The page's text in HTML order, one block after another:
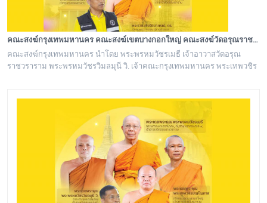
คณะสงฆ์กรุงเทพมหานคร คณะสงฆ์เขตบางกอกใหญ่ คณะสงฆ์วัดอรุณราชวราราม จัดกิจกรรมเยี่ยมพระภิกษุอาพาธ และมอบชุดถุงยังชีพเยี่ยมผู้ป่วยติดเตียงชุมชนปรกอรุณ
คณะสงฆ์กรุงเทพมหานคร นำโดย พระพรหมวัชรเมธี เจ้าอาวาสวัดอรุณ
ราชวราราม พระพรหมวัชรวิมลมุนี วิ. เจ้าคณะกรุงเทพมหานคร พระเทพวชิร
ราชวราราม นายเกียรติวิสุทธิ์ เพ็ชรหมื่นไวย ผู้อำนวยการเขตบางกอกใหญ่
จัดโครงการเยี่ยมพระภิกษุอาพาธในเขตบางกอกใหญ่ และเยี่ยม/มอบถุงยัง